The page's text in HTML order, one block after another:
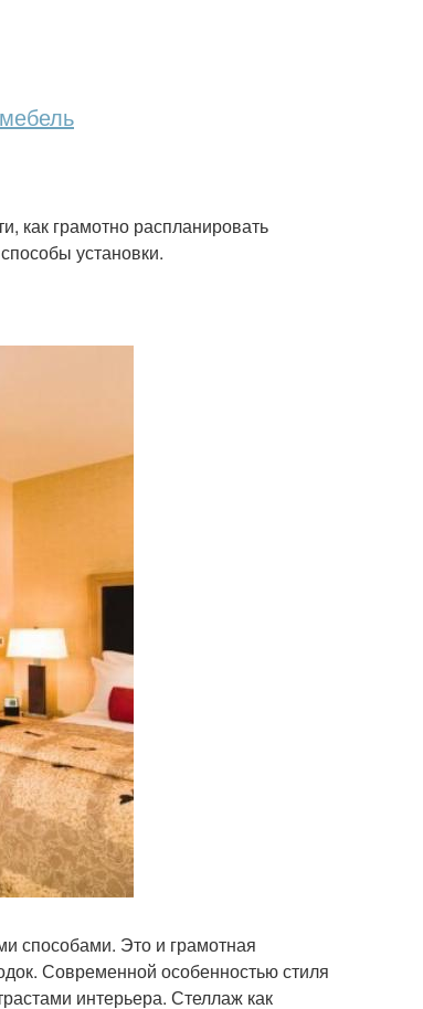
мебель
как грамотно распланировать
установки.
способами. Это и грамотная
Современной особенностью стиля
интерьера. Стеллаж как